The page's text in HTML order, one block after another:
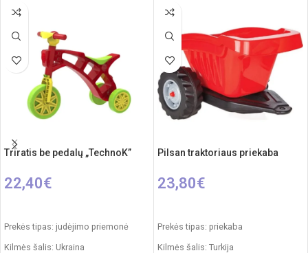
Rekomenduojamas amžius: nuo 3
metų
Triratis be pedalų „TechnoK”
22,40€
Prekės tipas: judėjimo priemonė
Kilmės šalis: Ukraina
Pilsan traktoriaus priekaba
23,80€
Prekės tipas: priekaba
Kilmės šalis: Turkija